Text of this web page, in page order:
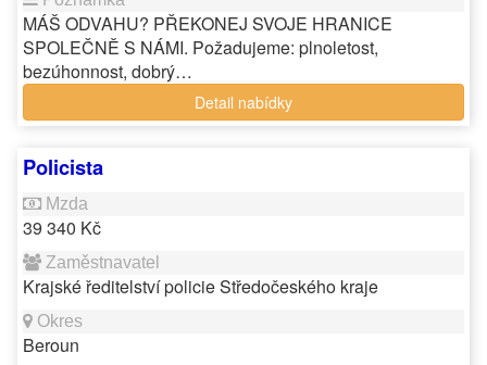
MÁŠ ODVAHU? PŘEKONEJ SVOJE HRANICE
SPOLEČNĚ S NÁMI. Požadujeme: plnoletost,
bezúhonnost, dobrý…
Detail nabídky
Policista
39 340 Kč
Krajské ředitelství policie Středočeského kraje
Beroun